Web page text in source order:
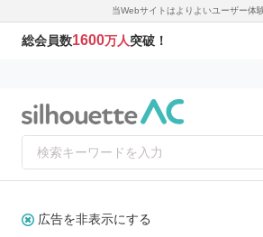
当Webサイトはよりよいユーザー体
総会員数1600万人突破！
広告を非表示にする